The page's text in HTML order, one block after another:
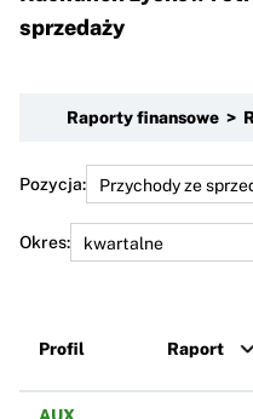
sprzedaży
Raporty finansowe >
Pozycja:
Okres:
Profil Raport
AUX